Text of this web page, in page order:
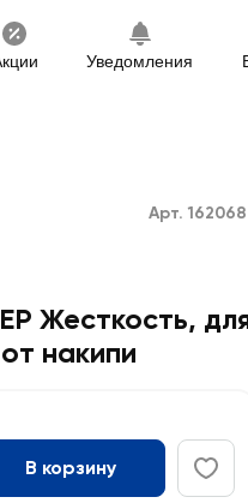
Уведомления
Арт. 162068
Жесткость,
накипи
В корзину